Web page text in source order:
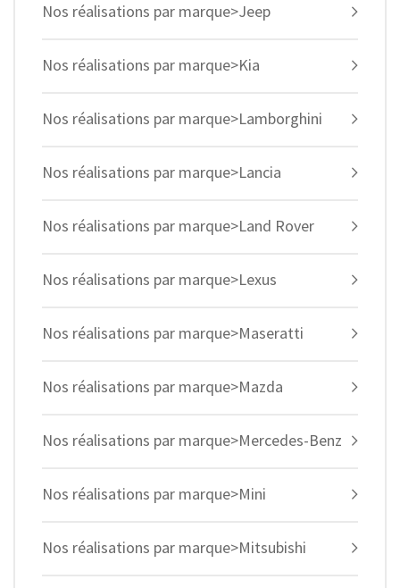
Nos réalisations par marque>Jeep
Nos réalisations par marque>Kia
Nos réalisations par marque>Lamborghini
Nos réalisations par marque>Lancia
Nos réalisations par marque>Land Rover
Nos réalisations par marque>Lexus
Nos réalisations par marque>Maseratti
Nos réalisations par marque>Mazda
Nos réalisations par marque>Mercedes-Benz
Nos réalisations par marque>Mini
Nos réalisations par marque>Mitsubishi